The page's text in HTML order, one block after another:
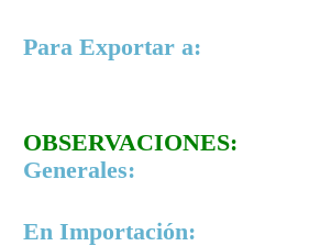
Para Exportar a:
OBSERVACIONES:
Generales:
En Importación: